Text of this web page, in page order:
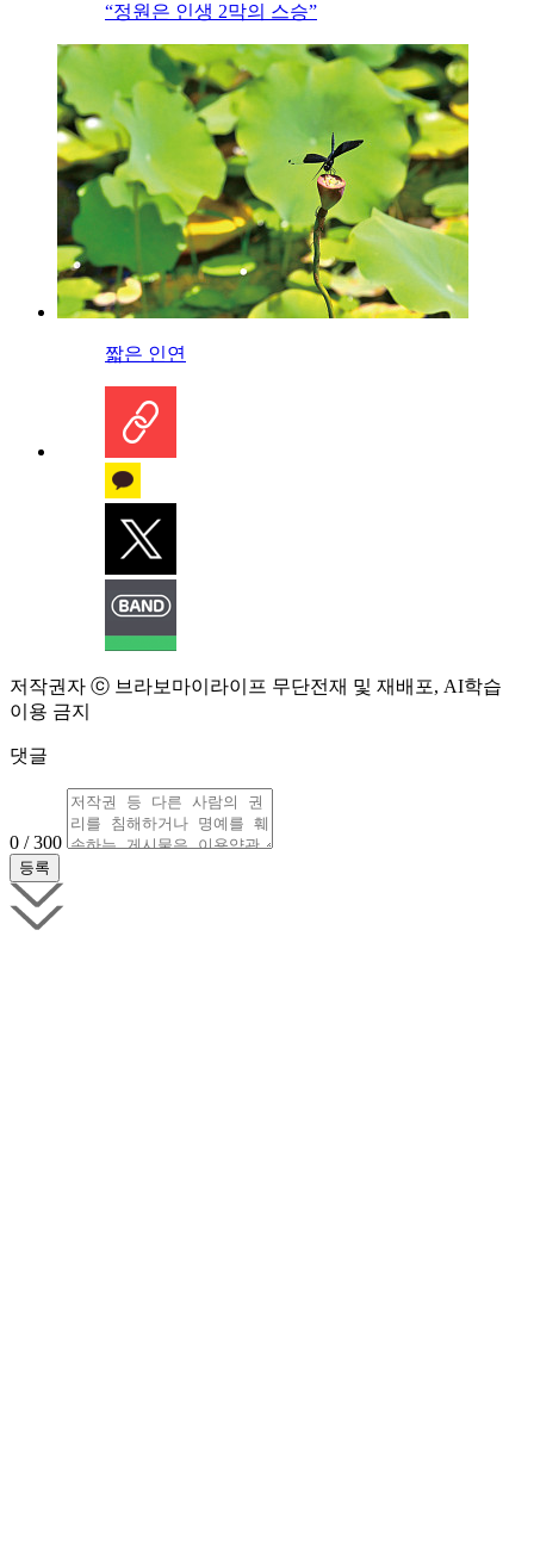
“정원은 인생 2막의 스승”
짧은 인연
저작권자 ⓒ 브라보마이라이프 무단전재 및 재배포, AI학습
이용 금지
댓글
0 / 300